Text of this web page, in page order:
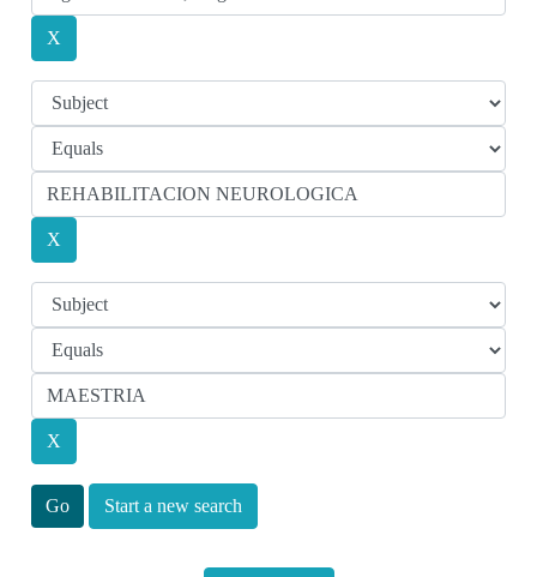
Start a new search